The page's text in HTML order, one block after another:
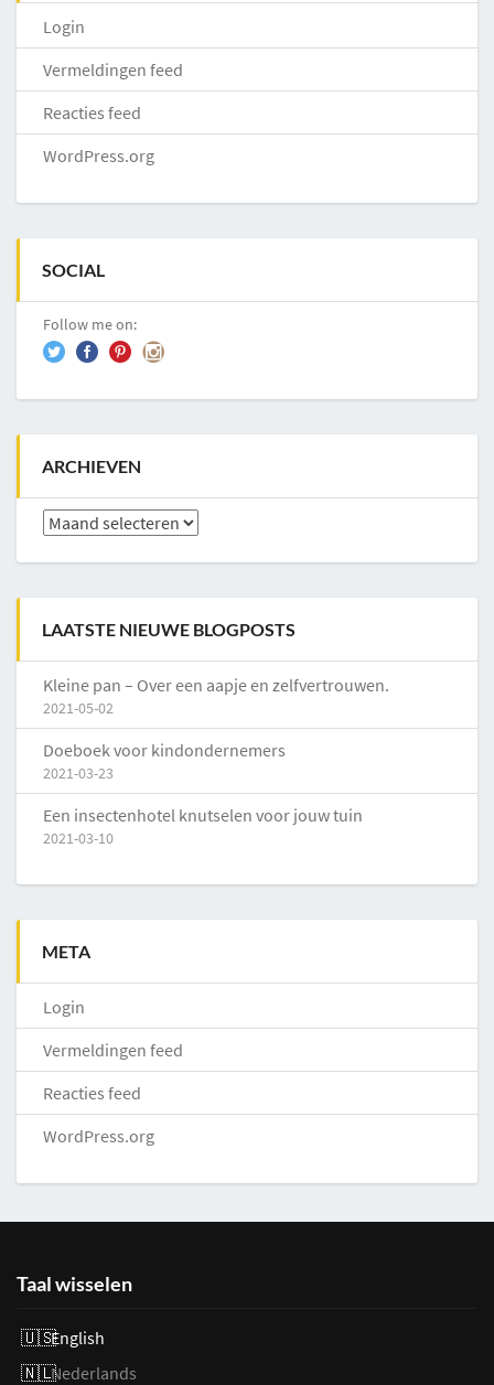
Login
Vermeldingen feed
Reacties feed
WordPress.org
SOCIAL
Follow me on:
ARCHIEVEN
Archieven
LAATSTE NIEUWE BLOGPOSTS
Kleine pan – Over een aapje en zelfvertrouwen.
2021-05-02
Doeboek voor kindondernemers
2021-03-23
Een insectenhotel knutselen voor jouw tuin
2021-03-10
META
Login
Vermeldingen feed
Reacties feed
WordPress.org
Taal wisselen
English
Nederlands